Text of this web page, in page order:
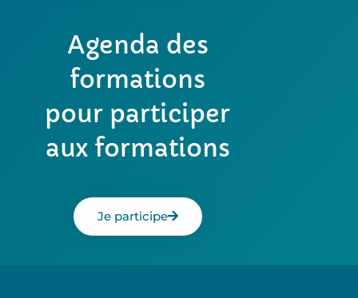
Agenda des
formations
pour participer
aux formations
Je participe